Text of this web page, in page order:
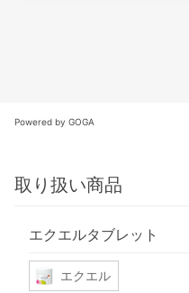
Powered by GOGA
取り扱い商品
エクエルタブレット
エクエル